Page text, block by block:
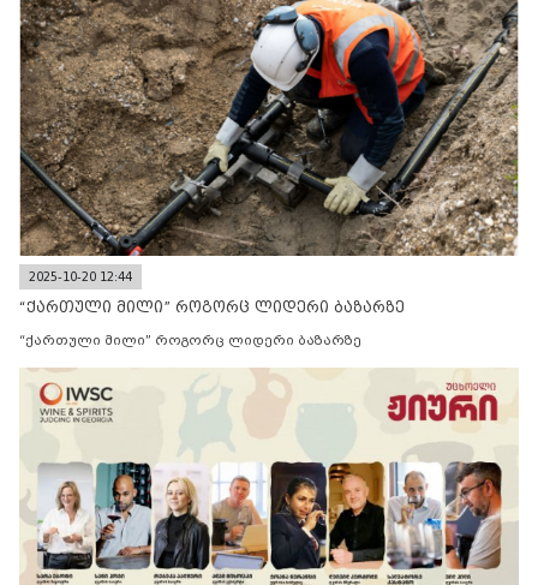
2025-10-20 12:44
“ქართული მილი” როგორც ლიდერი ბაზარზე
“ქართული მილი” როგორც ლიდერი ბაზარზე